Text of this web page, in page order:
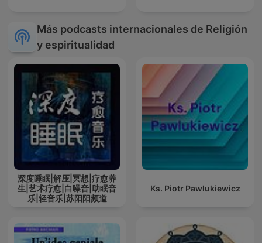
Más podcasts internacionales de Religión
y espiritualidad
深度睡眠|解压|冥想|疗愈养
生|艺术疗愈|白噪音|助眠音
乐|轻音乐|苏阳阳频道
Ks. Piotr Pawlukiewicz